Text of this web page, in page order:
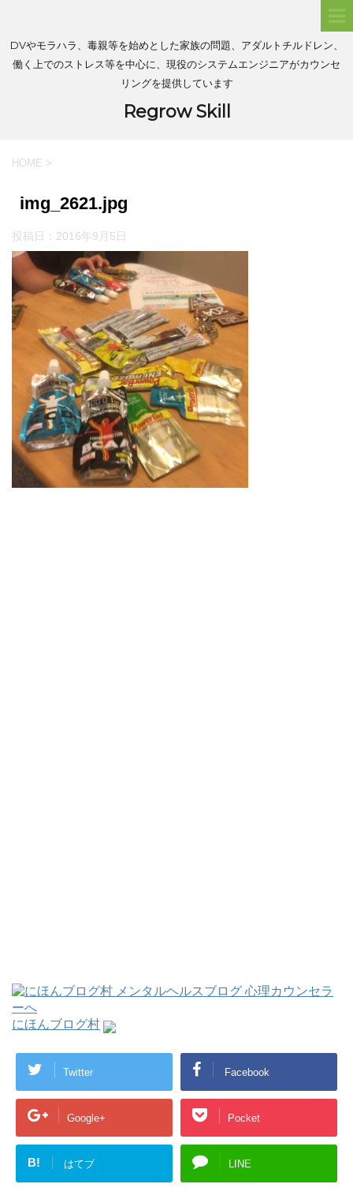
DVやモラハラ、毒親等を始めとした家族の問題、アダルトチルドレン、
働く上でのストレス等を中心に、現役のシステムエンジニアがカウンセ
リングを提供しています
Regrow Skill
HOME >
img_2621.jpg
投稿日： 2016年9月5日
にほんブログ村
Twitter Facebook
Google+ Pocket
B! はてブ LINE